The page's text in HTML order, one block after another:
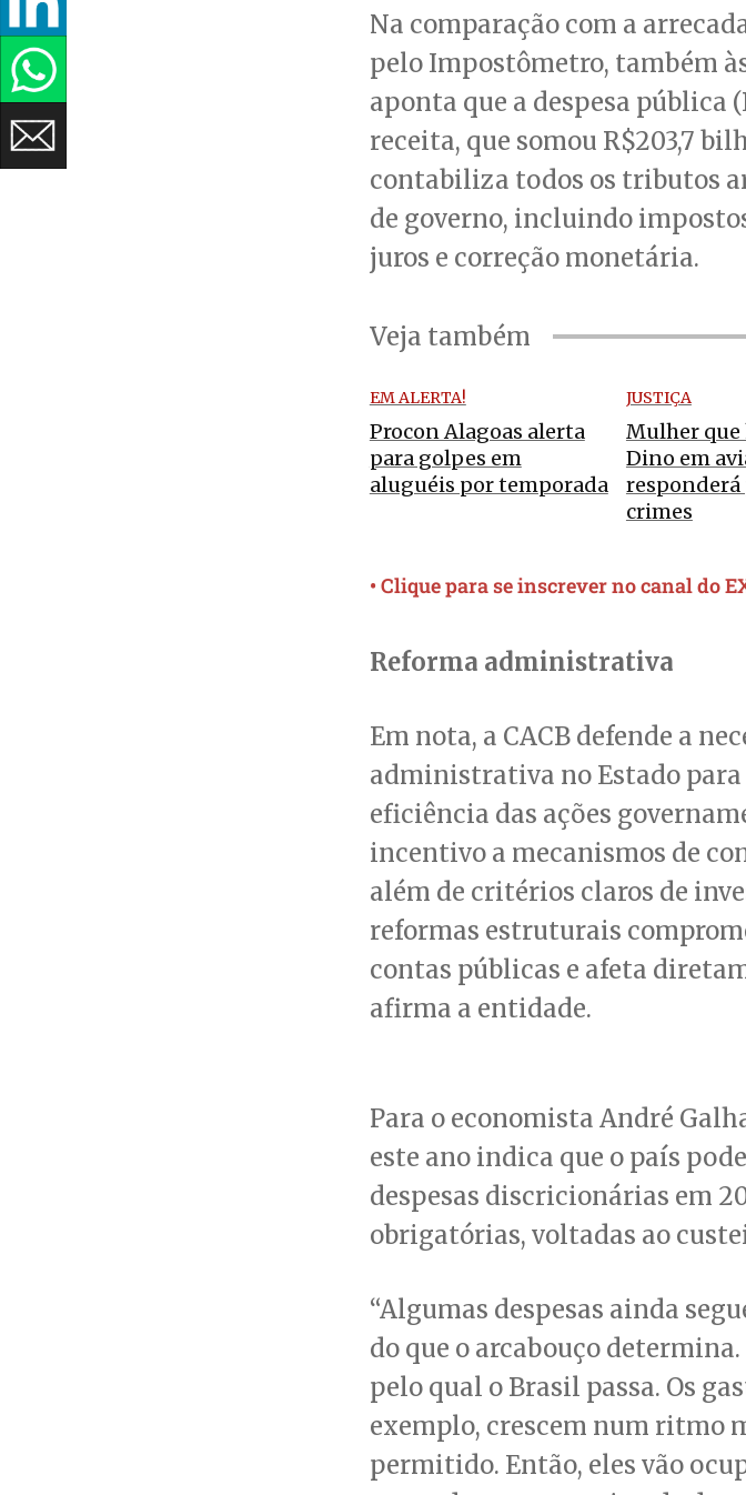
Na comparação com a
pelo Impostômetro, também
aponta que a despesa pública
receita, que somou R$203,7
contabiliza todos os tributos
de governo, incluindo
juros e correção monetária.
Veja também
EM ALERTA!
Procon Alagoas alerta
para golpes em
aluguéis por temporada
JUSTIÇA
Mulher
Dino em
responderá
crimes
• Clique para se inscrever no canal do
Reforma administrativa
Em nota, a CACB defende a
administrativa no Estado
eficiência das ações
incentivo a mecanismos de
além de critérios claros de
reformas estruturais
contas públicas e afeta
afirma a entidade.
Para o economista André
este ano indica que o país
despesas discricionárias em
obrigatórias, voltadas ao
“Algumas despesas ainda
do que o arcabouço
pelo qual o Brasil passa. Os
exemplo, crescem num ritmo
permitido. Então, eles vão